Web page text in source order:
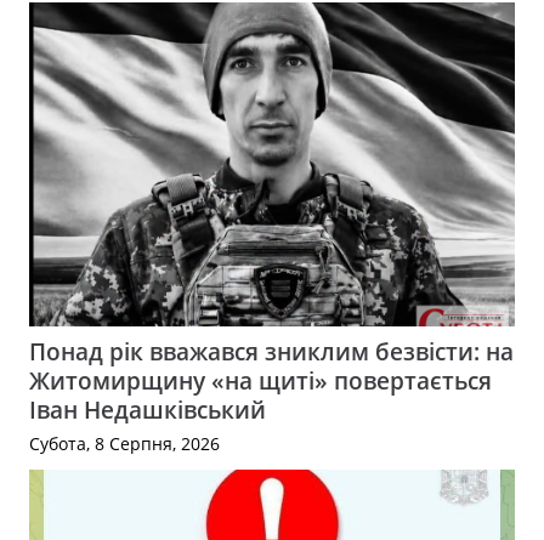
Понад рік вважався зниклим безвісти: на
Житомирщину «на щиті» повертається
Іван Недашківський
Субота, 8 Серпня, 2026